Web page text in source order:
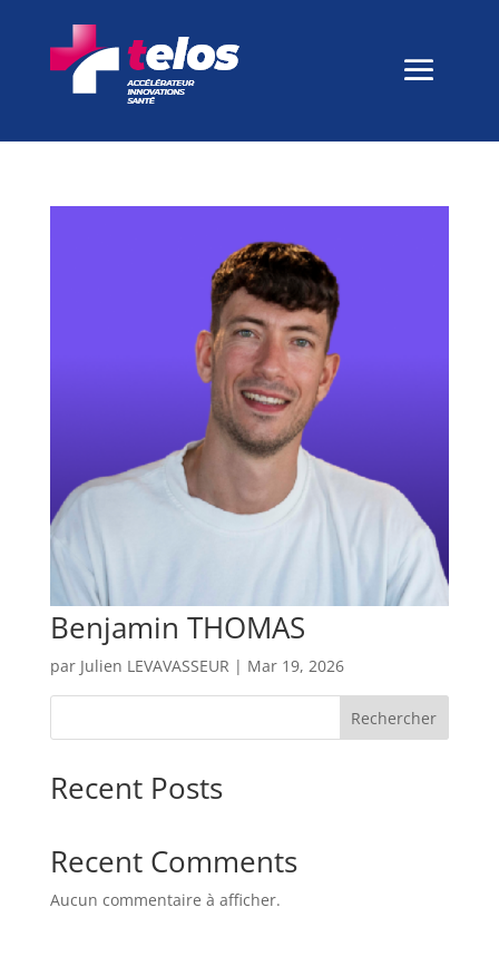
Benjamin THOMAS
par Julien LEVAVASSEUR | Mar 19, 2026
Rechercher
Recent Posts
Recent Comments
Aucun commentaire à afficher.